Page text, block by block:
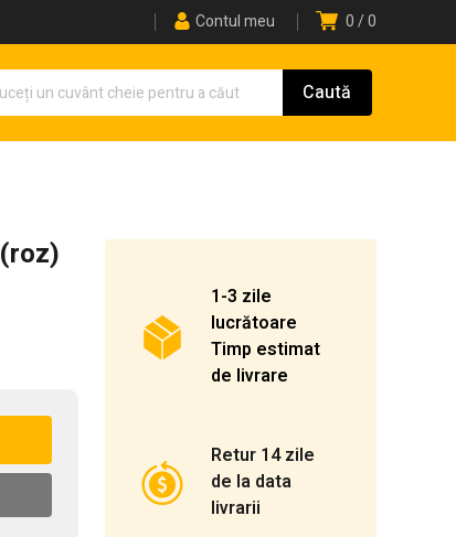
0 0
Contul meu
1-3 zile
lucrătoare
Timp estimat
de livrare
Retur 14 zile
de la data
livrarii